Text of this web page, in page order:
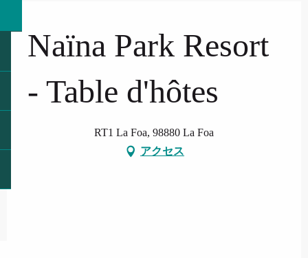
Naïna Park Resort
- Table d'hôtes
RT1 La Foa, 98880 La Foa
アクセス